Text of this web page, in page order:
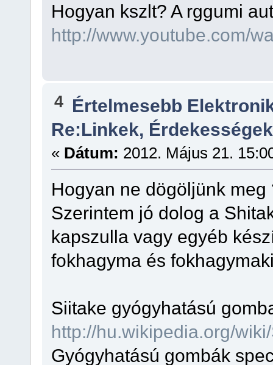
Hogyan kszlt? A rggumi
http://www.youtube.com/
4 Értelmesebb
Re:Linkek,
« Dátum: 2012. Május 21.
Hogyan ne dögöljünk meg
Szerintem jó dolog a
kapszulla vagy egyéb
fokhagyma és
Siitake gyógyhatású
http://hu.wikipedia.org/
Gyógyhatású gombák